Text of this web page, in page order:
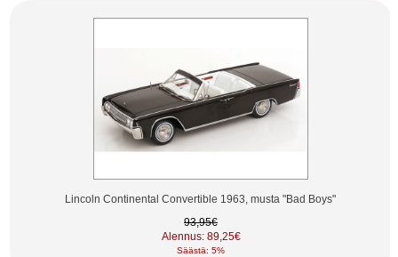
Lincoln Continental Convertible 1963, musta "Bad Boys"
93,95€
Alennus: 89,25€
Säästä: 5%